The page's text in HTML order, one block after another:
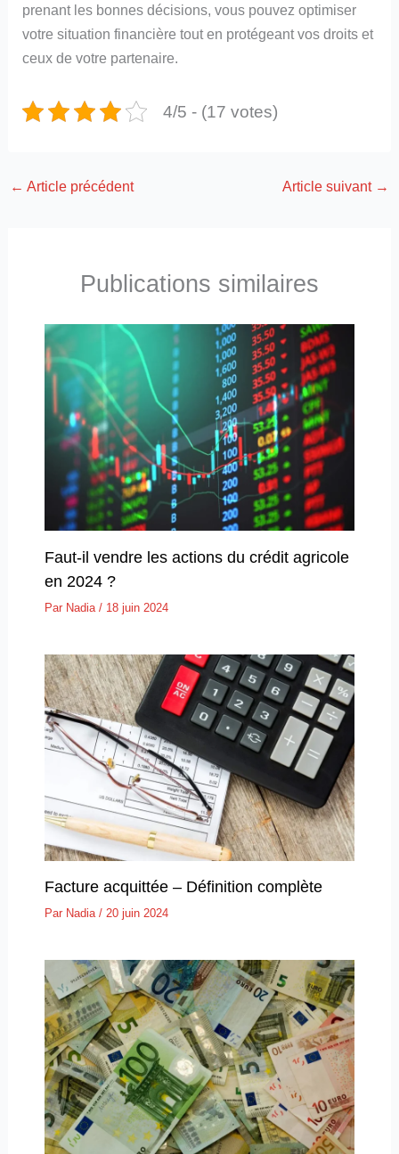
prenant les bonnes décisions, vous pouvez optimiser
votre situation financière tout en protégeant vos droits et
ceux de votre partenaire.
4/5 - (17 votes)
← Article précédent Article suivant →
Publications similaires
Faut-il vendre les actions du crédit agricole
en 2024 ?
Par Nadia / 18 juin 2024
Facture acquittée – Définition complète
Par Nadia / 20 juin 2024